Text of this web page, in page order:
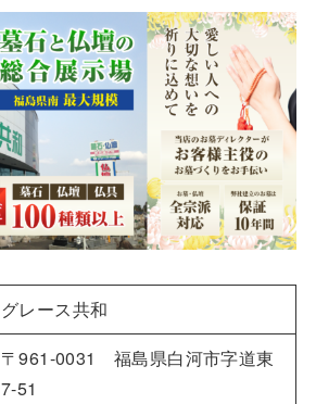
グレース共和
〒961-0031 福島県白河市字道東
7-51